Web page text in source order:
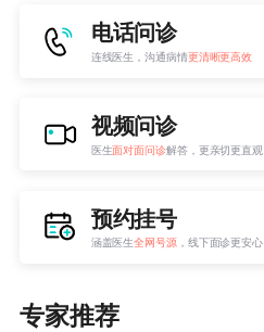
电话问诊
连线医生，沟通病情更清晰更高效
视频问诊
医生面对面问诊解答，更亲切更直观
预约挂号
涵盖医生全网号源，线下面诊更安心
专家推荐